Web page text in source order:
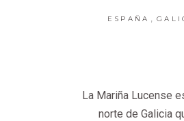
ESPAÑA
La Mariña Lucense
norte de Galicia